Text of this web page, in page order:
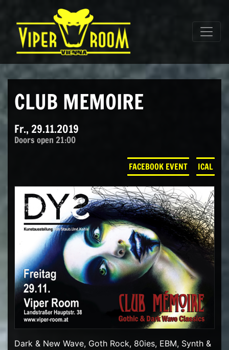
Hauptnavigation
CLUB MEMOIRE
Fr., 29.11.2019
Doors open 21:00
FACEBOOK EVENT ICAL
Dark & New Wave, Goth Rock, 80ies, EBM, Synth &